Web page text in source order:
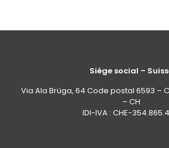
Siège social –
Via Ala Brüga, 64 Code postal 6593 –
– CH
IDI-IVA : CHE-